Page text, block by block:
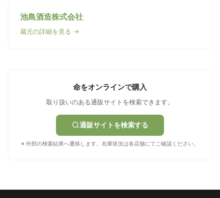
池島酒造株式会社
蔵元の詳細を見る →
命をオンラインで購入
取り扱いのある通販サイトを検索できます。
通販サイトを検索する
※ 外部の検索結果へ遷移します。在庫状況は各店舗にてご確認ください。